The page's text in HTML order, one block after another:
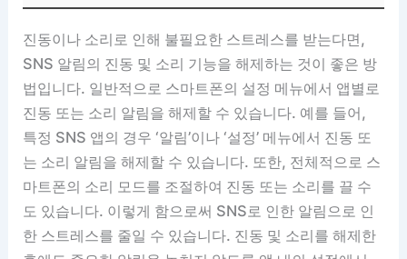
진동이나 소리로 인해 불필요한 스트레스를 받는다면,
SNS 알림의 진동 및 소리 기능을 해제하는 것이 좋은 방
법입니다. 일반적으로 스마트폰의 설정 메뉴에서 앱별로
진동 또는 소리 알림을 해제할 수 있습니다. 예를 들어,
특정 SNS 앱의 경우 ‘알림’이나 ‘설정’ 메뉴에서 진동 또
는 소리 알림을 해제할 수 있습니다. 또한, 전체적으로 스
마트폰의 소리 모드를 조절하여 진동 또는 소리를 끌 수
도 있습니다. 이렇게 함으로써 SNS로 인한 알림으로 인
한 스트레스를 줄일 수 있습니다. 진동 및 소리를 해제한